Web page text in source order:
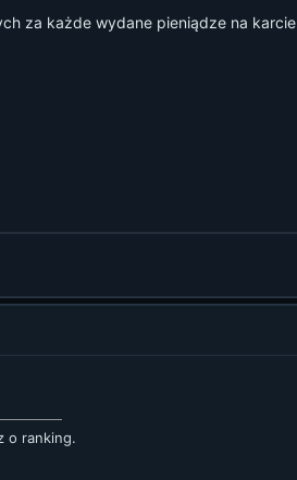
za każde wydane pieniądze na karcie
o ranking.